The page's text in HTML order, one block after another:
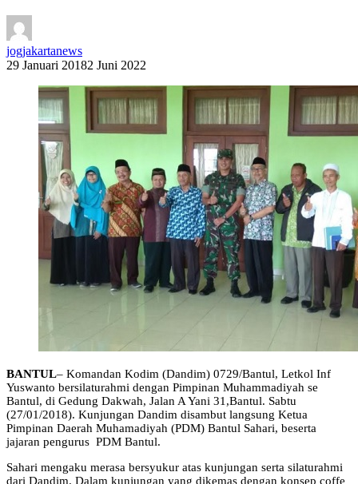
jogjakartanews
29 Januari 20182 Juni 2022
BANTUL– Komandan Kodim (Dandim) 0729/Bantul, Letkol Inf
Yuswanto bersilaturahmi dengan Pimpinan Muhammadiyah se
Bantul, di Gedung Dakwah, Jalan A Yani 31,Bantul. Sabtu
(27/01/2018). Kunjungan Dandim disambut langsung Ketua
Pimpinan Daerah Muhamadiyah (PDM) Bantul Sahari, beserta
jajaran pengurus PDM Bantul.
Sahari mengaku merasa bersyukur atas kunjungan serta silaturahmi
dari Dandim. Dalam kunjungan yang dikemas dengan konsep coffe